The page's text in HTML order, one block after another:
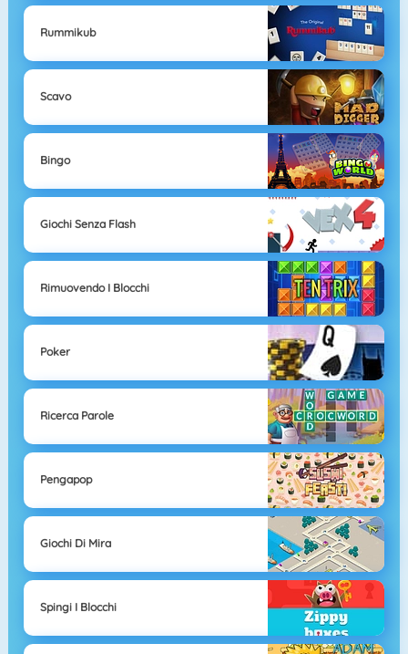
Rummikub
Scavo
Bingo
Giochi Senza Flash
Rimuovendo I Blocchi
Poker
Ricerca Parole
Pengapop
Giochi Di Mira
Spingi I Blocchi